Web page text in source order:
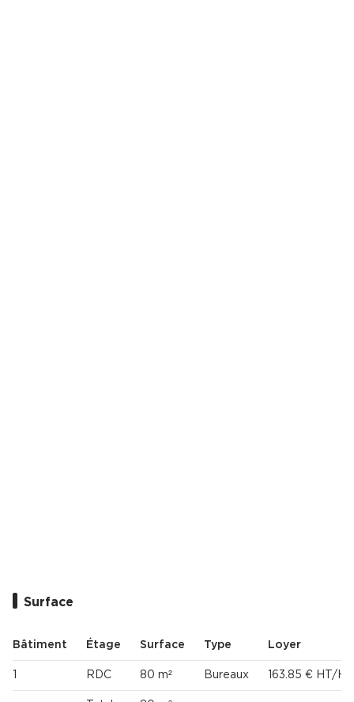
Surface
Bâtiment Étage Surface Type Loyer
RDC 80 m² Bureaux 163.85 € HT/